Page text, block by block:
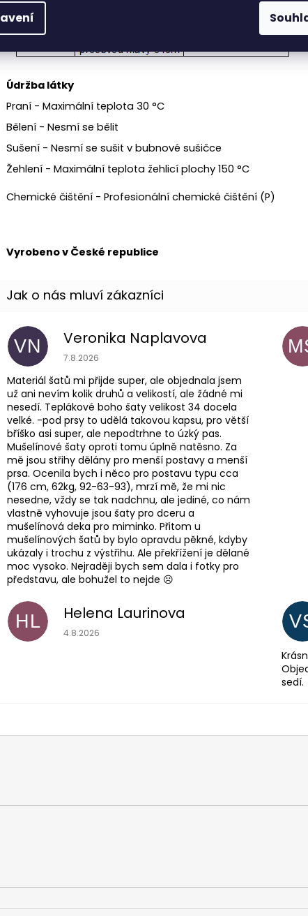
Údržba látky
Praní - Maximální teplota 30 °C
Bělení - Nesmí se bělit
Sušení - Nesmí se sušit v bubnové sušičce
Žehlení - Maximální teplota žehlicí plochy 150 °C
Chemické čištění - Profesionální chemické čištění (P)
Vyrobeno v České republice
VN Veronika Naplavova
Hodnocení obchodu je 4 z 5 hvězdiček.
7.8.2026
Materiál šatů mi přijde super, ale objednala jsem
už ani nevím kolik druhů a velikostí, ale žádné mi
nesedí. Teplákové boho šaty velikost 34 docela
velké. -pod prsy to udělá takovou kapsu, pro větší
bříško asi super, ale nepodtrhne to úzký pas.
Mušelínové šaty oproti tomu úplně natěsno. Za
mě jsou střihy dělány pro menší postavy a menší
prsa. Ocenila bych i něco pro postavu typu cca
(176 cm, 62kg, 92-63-93), mrzí mě, že mi nic
nesedne, vždy se tak nadchnu, ale jediné, co nám
vlastně vyhovuje jsou šaty pro dceru a
mušelínová deka pro miminko. Přitom u
mušelínových šatů by bylo opravdu pěkné, kdyby
ukázaly i trochu z výstřihu. Ale překřížení je dělané
moc vysoko. Nejraději bych sem dala i fotky pro
představu, ale bohužel to nejde ☹️
HL Helena Laurinova
Hodnocení obchodu je 5 z 5 hvězdiček.
4.8.2026
sedí.